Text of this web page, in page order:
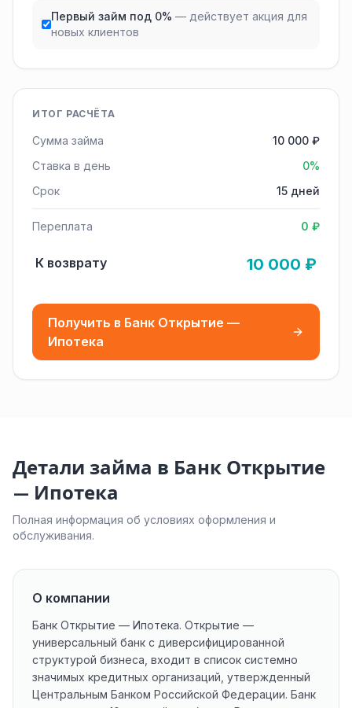
Первый займ под 0% — действует акция для
новых клиентов
ИТОГ РАСЧЁТА
Сумма займа
10 000 ₽
Ставка в день
0%
Срок
15 дней
Переплата 0 ₽
К возврату 10 000 ₽
Получить в Банк Открытие —
Ипотека
Детали займа в Банк Открытие
— Ипотека
Полная информация об условиях оформления и
обслуживания.
О компании
Банк Открытие — Ипотека. Открытие —
универсальный банк с диверсифицированной
структурой бизнеса, входит в список системно
значимых кредитных организаций, утвержденный
Центральным Банком Российской Федерации. Банк